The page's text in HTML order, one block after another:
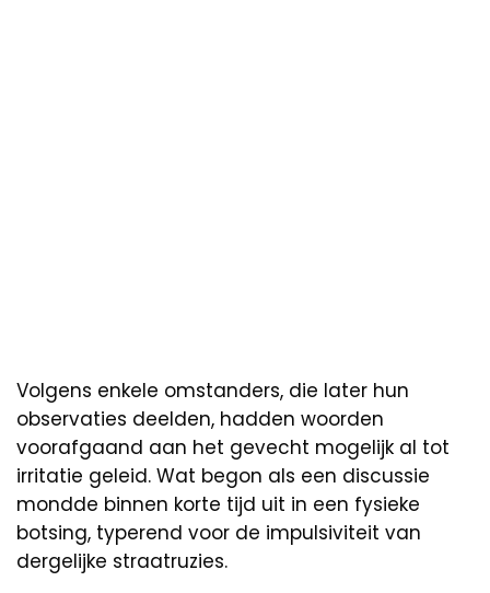
Volgens enkele omstanders, die later hun
observaties deelden, hadden woorden
voorafgaand aan het gevecht mogelijk al tot
irritatie geleid. Wat begon als een discussie
mondde binnen korte tijd uit in een fysieke
botsing, typerend voor de impulsiviteit van
dergelijke straatruzies.